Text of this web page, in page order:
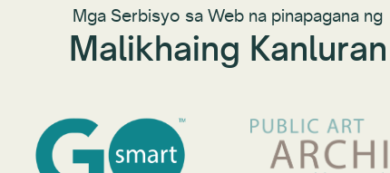
Mga Serbisyo sa Web na pinapagana ng
Malikhaing Kanluran